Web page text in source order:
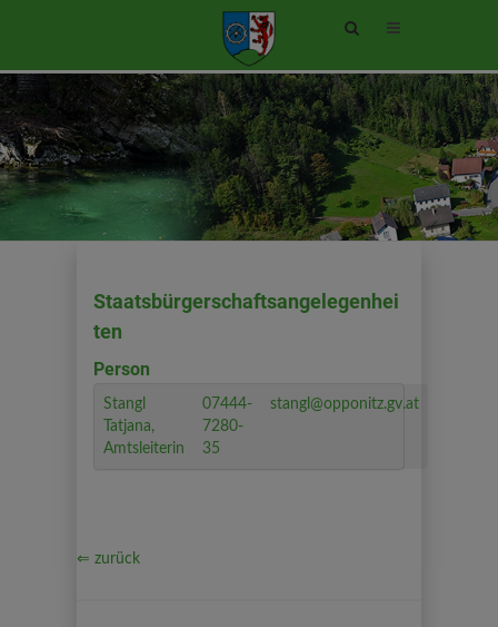
Site
toggle
Staatsbürgerschaftsangelegenhei
ten
Person
Stangl
Tatjana,
Amtsleiterin
07444-
7280-
35
stangl@opponitz.gv.at
⇐ zurück